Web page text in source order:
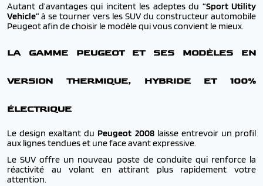
Autant d’avantages qui incitent les adeptes du “Sport Utility
Vehicle” à se tourner vers les SUV du constructeur automobile
Peugeot afin de choisir le modèle qui vous convient le mieux.
LA GAMME PEUGEOT ET SES MODÈLES EN
VERSION THERMIQUE, HYBRIDE ET 100%
ÉLECTRIQUE
Le design exaltant du Peugeot 2008laisse entrevoir un profil
aux lignes tendues et une face avant expressive.
Le SUV offre un nouveau poste de conduite qui renforce la
réactivité au volant en attirant plus rapidement votre
attention.